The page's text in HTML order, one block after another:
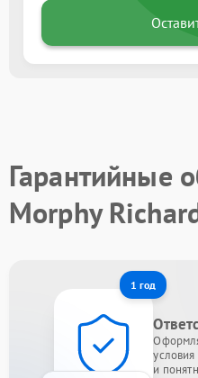
Гарантийные
Morphy
1 год
и